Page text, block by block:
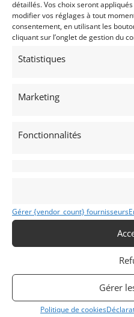
détaillés. Vos choix seront
modifier vos réglages à tout
consentement, en utilisant les
cliquant sur l’onglet de gestion du
Statistiques
Marketing
Fonctionnalités
Gérer {vendor_count} fournisseurs
Gérer
Politique de cookies
5 mai 2019